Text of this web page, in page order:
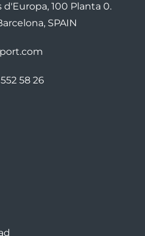
d'Europa, 100 Planta 0.
SPAIN
58 26